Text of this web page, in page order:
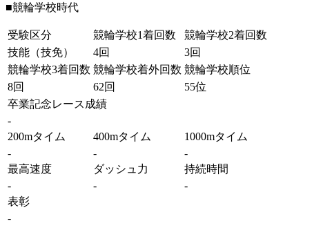
■競輪学校時代
受験区分 競輪学校1着回数
競輪学校2着回数
技能（技免）
4回
3回
競輪学校3着回数 競輪学校着外回数 競輪学校順位
8回
62回
55位
卒業記念レース成績
-
200mタイム
400mタイム
1000mタイム
-
-
-
最高速度
ダッシュ力
持続時間
-
-
-
表彰
-